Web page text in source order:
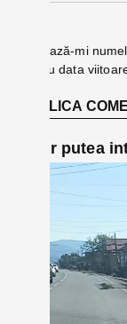
Salvează-mi
pentru data
Te-ar putea